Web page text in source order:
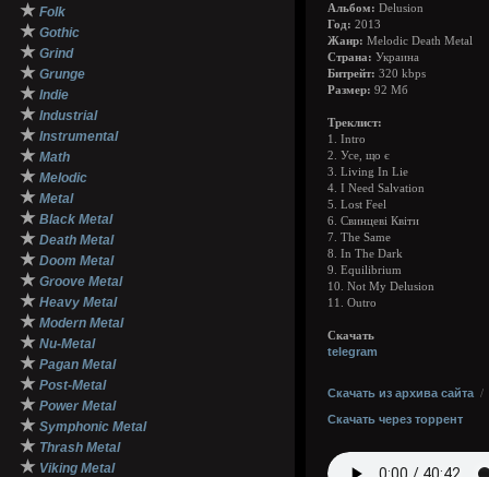
★ Folk
★ Gothic
★ Grind
★ Grunge
★ Indie
★ Industrial
★ Instrumental
★ Math
★ Melodic
★ Metal
★ Black Metal
★ Death Metal
★ Doom Metal
★ Groove Metal
★ Heavy Metal
★ Modern Metal
★ Nu-Metal
★ Pagan Metal
★ Post-Metal
★ Power Metal
★ Symphonic Metal
★ Thrash Metal
★ Viking Metal
Альбом: Delusion
Год: 2013
Жанр: Melodic Death Metal
Страна: Украина
Битрейт: 320 kbps
Размер: 92 Мб
Треклист:
1. Intro
2. Усе, що є
3. Living In Lie
4. I Need Salvation
5. Lost Feel
6. Свинцеві Квіти
7. The Same
8. In The Dark
9. Equilibrium
10. Not My Delusion
11. Outro
Скачать
telegram
Скачать из архива сайта /
Скачать через торрент